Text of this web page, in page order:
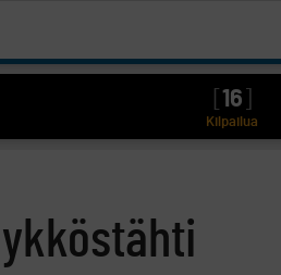
16
Kilpailua